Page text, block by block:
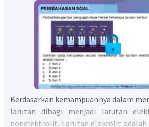
Berdasarkan kemampuannya dalam
larutan dibagi menjadi larutan
nonelektrolit. Larutan elekrolit adalah